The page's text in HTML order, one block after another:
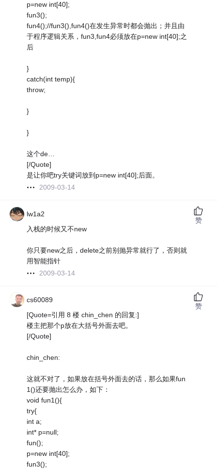
p=new int[40];
fun3();
fun4();//fun3(),fun4()在发生异常时都会抛出；并且由
于程序逻辑关系，fun3,fun4必须放在p=new int[40];之
后
}
catch(int temp){
throw;
}
}
这个de…
[/Quote]
是让你吧try关键词放到p=new int[40];后面。
2009-03-14
lw1a2
入栈的时候又不new
你只要new之后，delete之前别抛异常就行了，否则就
用智能指针
2009-03-14
赞
cs60089
[Quote=引用 8 楼 chin_chen 的回复:]
楼主把那个p放在大括号外面去吧。
[/Quote]
chin_chen:
这就不对了，如果放在括号外面去的话，那么如果fun
1()还要抛出怎么办，如下：
void fun1(){
try{
int a;
int* p=null;
fun();
p=new int[40];
fun3();
赞